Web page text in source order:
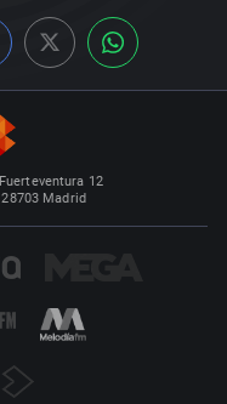
12
Madrid